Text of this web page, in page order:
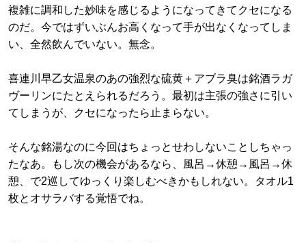
複雑に調和した妙味を感じるようになってきてクセになる
のだ。今ではずいぶんお高くなって手が出なくなってしま
い、全然飲んでいない。無念。
喜連川早乙女温泉のあの強烈な硫黄＋アブラ臭は銘酒ラガ
ヴーリンにたとえられるだろう。最初は主張の強さに引い
てしまうが、クセになったら止まらない。
そんな銘湯なのに今回はちょっとせわしないことしちゃっ
たなあ。もし次の機会があるなら、風呂→休憩→風呂→休
憩、で2巡してゆっくり楽しむべきかもしれない。タオル1
枚とオサラバする覚悟でね。